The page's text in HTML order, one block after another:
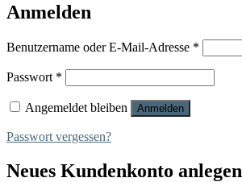
Anmelden
Benutzername oder E-Mail-Adresse *
Passwort *
Angemeldet bleiben Anmelden
Passwort vergessen?
Neues Kundenkonto anlegen